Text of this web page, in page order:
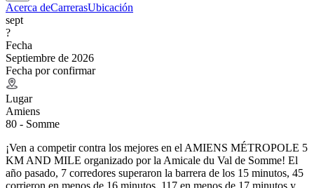
Acerca deCarrerasUbicación
sept
?
Fecha
Septiembre de 2026
Fecha por confirmar
Lugar
Amiens
80 - Somme
¡Ven a competir contra los mejores en el AMIENS MÉTROPOLE 5
KM AND MILE organizado por la Amicale du Val de Somme! El
año pasado, 7 corredores superaron la barrera de los 15 minutos, 45
corrieron en menos de 16 minutos, 117 en menos de 17 minutos y